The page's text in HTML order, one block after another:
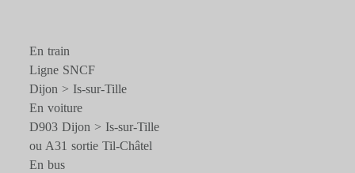
En train
Ligne SNCF
Dijon > Is-sur-Tille
En voiture
D903 Dijon > Is-sur-Tille
ou A31 sortie Til-Châtel
En bus